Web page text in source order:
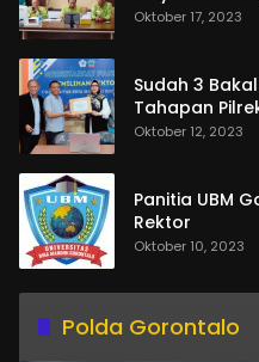
Oktober 17, 2023
Sudah 3
Tahapan
Oktober 12, 2023
Panitia UBM
Rektor
Oktober 10, 2023
Polda Gorontalo